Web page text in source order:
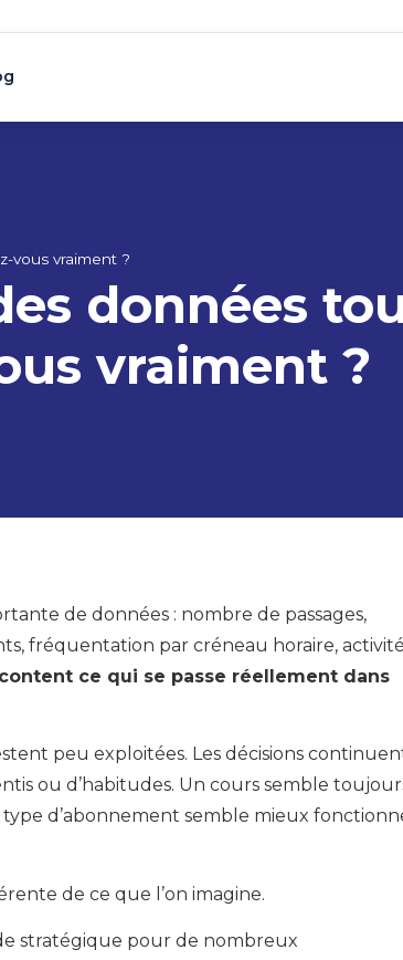
vous vraiment ?
données
vraiment ?
de données : nombre de passages,
fréquentation par créneau horaire,
ce qui se passe réellement dans
peu exploitées. Les décisions
ou d’habitudes. Un cours semble
d’abonnement semble mieux
de ce que l’on imagine.
stratégique pour de nombreux